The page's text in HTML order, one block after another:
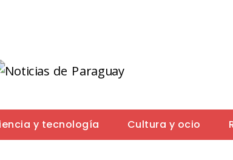
y tecnología Cultura y ocio